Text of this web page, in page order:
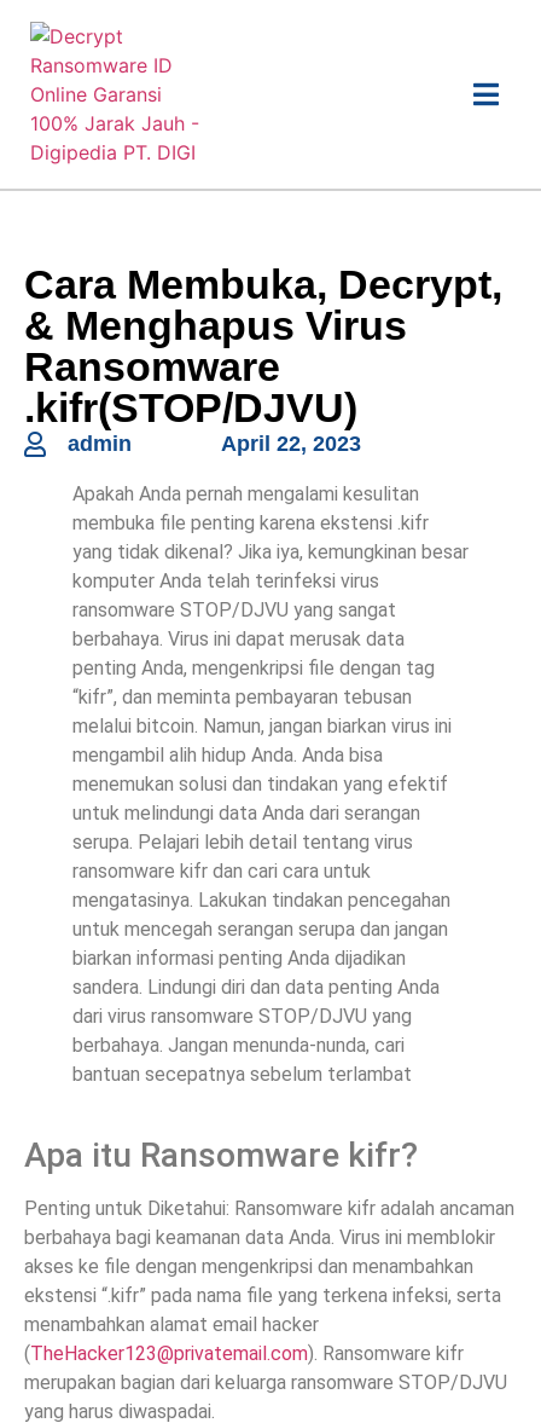
Cara Membuka, Decrypt,
& Menghapus Virus
Ransomware
.kifr(STOP/DJVU)
admin April 22, 2023
Apakah Anda pernah mengalami kesulitan
membuka file penting karena ekstensi .kifr
yang tidak dikenal? Jika iya, kemungkinan besar
komputer Anda telah terinfeksi virus
ransomware STOP/DJVU yang sangat
berbahaya. Virus ini dapat merusak data
penting Anda, mengenkripsi file dengan tag
“kifr”, dan meminta pembayaran tebusan
melalui bitcoin. Namun, jangan biarkan virus ini
mengambil alih hidup Anda. Anda bisa
menemukan solusi dan tindakan yang efektif
untuk melindungi data Anda dari serangan
serupa. Pelajari lebih detail tentang virus
ransomware kifr dan cari cara untuk
mengatasinya. Lakukan tindakan pencegahan
untuk mencegah serangan serupa dan jangan
biarkan informasi penting Anda dijadikan
sandera. Lindungi diri dan data penting Anda
dari virus ransomware STOP/DJVU yang
berbahaya. Jangan menunda-nunda, cari
bantuan secepatnya sebelum terlambat
Apa itu Ransomware kifr?
Penting untuk Diketahui: Ransomware kifr adalah ancaman
berbahaya bagi keamanan data Anda. Virus ini memblokir
akses ke file dengan mengenkripsi dan menambahkan
ekstensi “.kifr” pada nama file yang terkena infeksi, serta
menambahkan alamat email hacker
(TheHacker123@privatemail.com). Ransomware kifr
merupakan bagian dari keluarga ransomware STOP/DJVU
yang harus diwaspadai.